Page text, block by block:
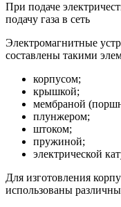
При подаче
подачу газа в сеть
Электромагнитные
составлены такими
корпусом;
крышкой;
мембраной
плунжером;
штоком;
пружиной;
электрической
Для изготовления
использованы